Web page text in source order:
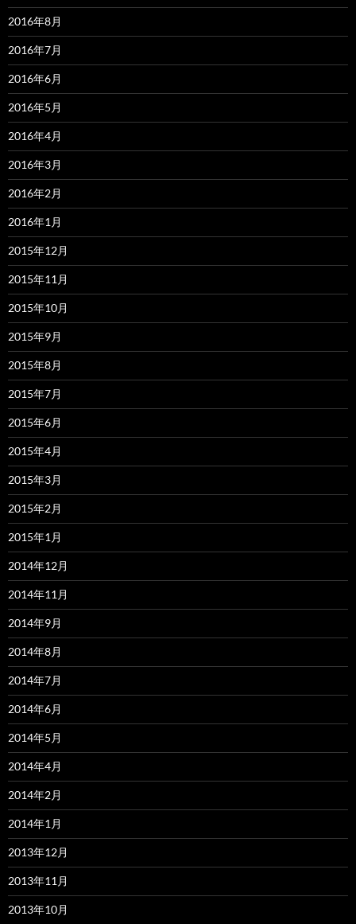
2016年8月
2016年7月
2016年6月
2016年5月
2016年4月
2016年3月
2016年2月
2016年1月
2015年12月
2015年11月
2015年10月
2015年9月
2015年8月
2015年7月
2015年6月
2015年4月
2015年3月
2015年2月
2015年1月
2014年12月
2014年11月
2014年9月
2014年8月
2014年7月
2014年6月
2014年5月
2014年4月
2014年2月
2014年1月
2013年12月
2013年11月
2013年10月